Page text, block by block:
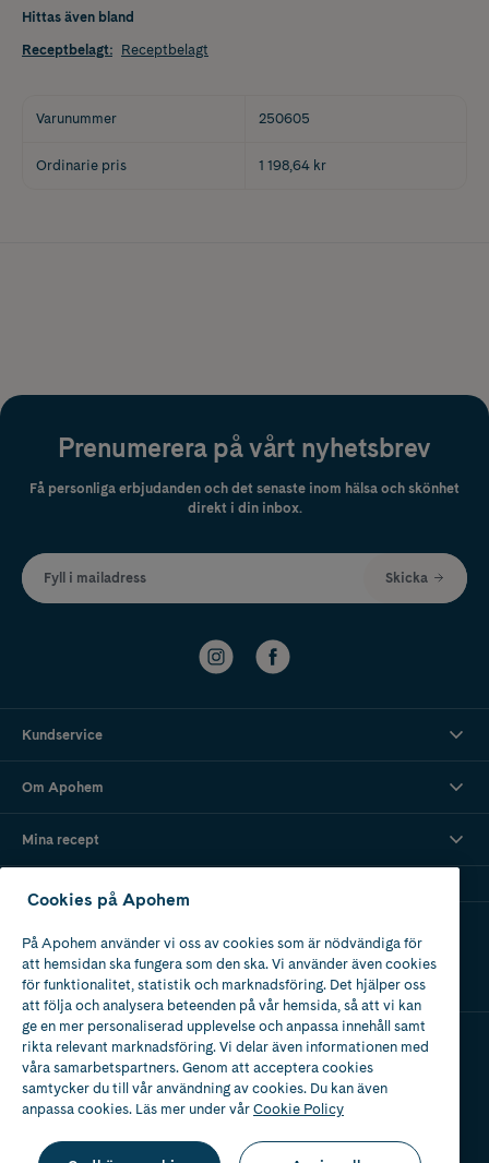
Hittas även bland
Receptbelagt: Receptbelagt
Varunummer 250605
Ordinarie pris 1 198,64 kr
Prenumerera på vårt nyhetsbrev
Få personliga erbjudanden och det senaste inom hälsa och skönhet
direkt i din inbox.
Fyll i mailadress Skicka
Kundservice
Om Apohem
Mina recept
Apotek med tillstånd
av Läkemedelsverket
Cookies på Apohem
På Apohem använder vi oss av cookies som är nödvändiga för
att hemsidan ska fungera som den ska. Vi använder även cookies
för funktionalitet, statistik och marknadsföring. Det hjälper oss
att följa och analysera beteenden på vår hemsida, så att vi kan
ge en mer personaliserad upplevelse och anpassa innehåll samt
rikta relevant marknadsföring. Vi delar även informationen med
våra samarbetspartners. Genom att acceptera cookies
samtycker du till vår användning av cookies. Du kan även
anpassa cookies. Läs mer under vårCookie Policy